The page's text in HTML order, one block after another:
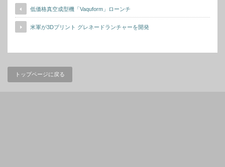
低価格真空成型機「Vaquform」ローンチ
米軍が3Dプリント グレネードランチャーを開発
トップページに戻る